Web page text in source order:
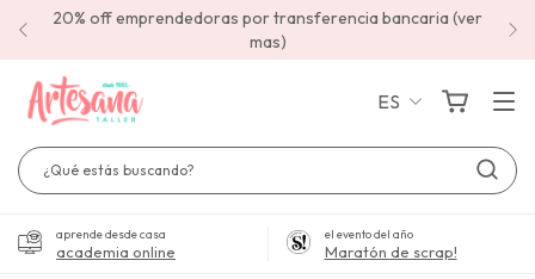
20% off emprendedoras por transferencia bancaria (ver
mas)
ES
aprende desde casa
academia online
el evento del año
Maratón de scrap!